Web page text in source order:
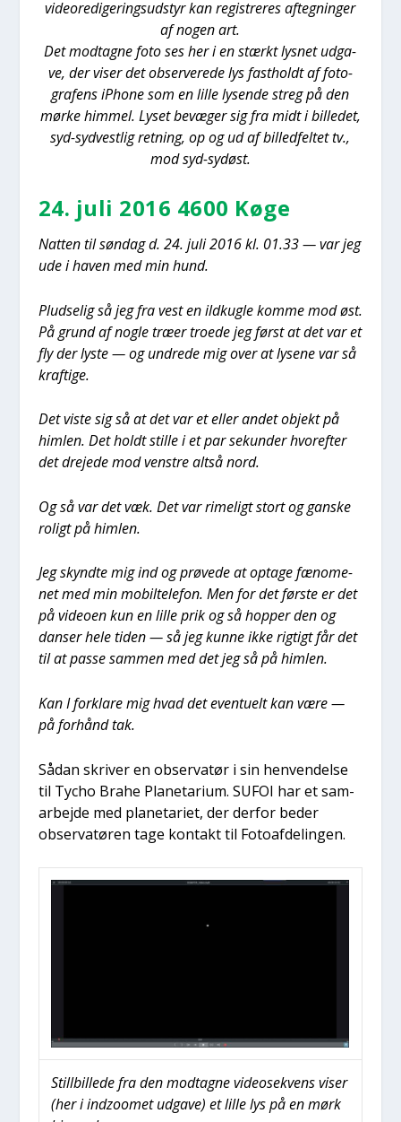
vide­ore­di­ge­rings­ud­styr kan regi­stre­res afteg­nin­ger
af nogen art.
Det mod­tag­ne foto ses her i en stærkt lys­net udga­
ve, der viser det obser­ve­re­de lys fast­holdt af foto­
gra­fens iPho­ne som en lil­le lysen­de streg på den
mør­ke him­mel. Lyset bevæ­ger sig fra midt i bil­le­det,
syd-syd­ve­st­lig ret­ning, op og ud af bil­led­fel­tet tv.,
mod syd-sydøst.
24. juli 2016 4600 Køge
Nat­ten til søn­dag d. 24. juli 2016 kl. 01.33 — var jeg
ude i haven med min hund.
Plud­se­lig så jeg fra vest en ild­kug­le kom­me mod øst.
På grund af nog­le træ­er tro­e­de jeg først at det var et
fly der lyste — og undre­de mig over at lyse­ne var så
kraf­ti­ge.
Det viste sig så at det var et eller andet objekt på
him­len. Det holdt stil­le i et par sekun­der hvor­ef­ter
det dre­je­de mod ven­stre alt­så nord.
Og så var det væk. Det var rime­ligt stort og gan­ske
roligt på him­len.
Jeg skynd­te mig ind og prø­ve­de at opta­ge fæno­me­
net med min mobil­te­le­fon. Men for det før­ste er det
på video­en kun en lil­le prik og så hop­per den og
dan­ser hele tiden — så jeg kun­ne ikke rig­tigt får det
til at pas­se sam­men med det jeg så på him­len.
Kan I for­kla­re mig hvad det even­tu­elt kan være —
på for­hånd tak.
Sådan skri­ver en obser­va­tør i sin hen­ven­del­se
til Tycho Bra­he Pla­ne­ta­ri­um. SUFOI har et sam­
ar­bej­de med pla­ne­ta­ri­et, der der­for beder
obser­va­tø­ren tage kon­takt til Foto­af­de­lin­gen.
Stil­l­bil­le­de fra den mod­tag­ne video­se­kvens viser
(her i indzoo­met udga­ve) et lil­le lys på en mørk